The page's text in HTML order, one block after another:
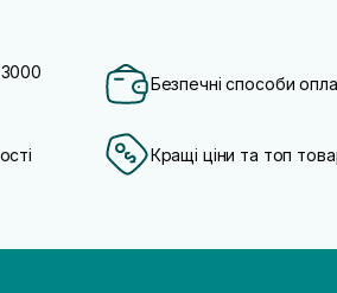
Безпечні способи
Кращі ціни та топ